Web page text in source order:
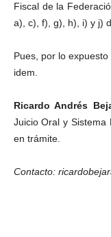
Fiscal de la
a), c), f), g), h), i) y j)
Pues, por lo
idem.
Ricardo Andrés
Juicio Oral y Sistema
en trámite.
Contacto: